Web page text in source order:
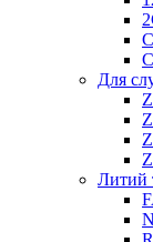
Для
Литий